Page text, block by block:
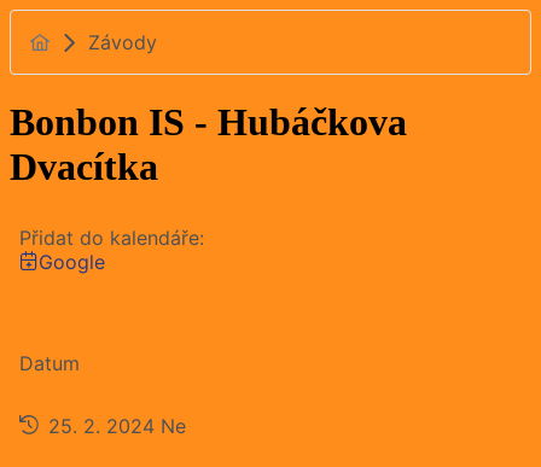
Závody
Bonbon IS - Hubáčkova
Dvacítka
Přidat do kalendáře:
Google
Datum
25. 2. 2024 Ne